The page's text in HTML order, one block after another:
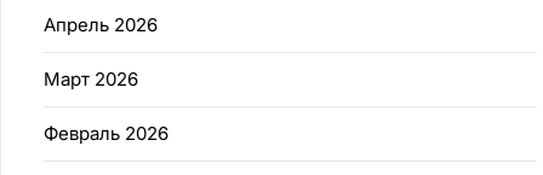
Апрель 2026
Март 2026
Февраль 2026